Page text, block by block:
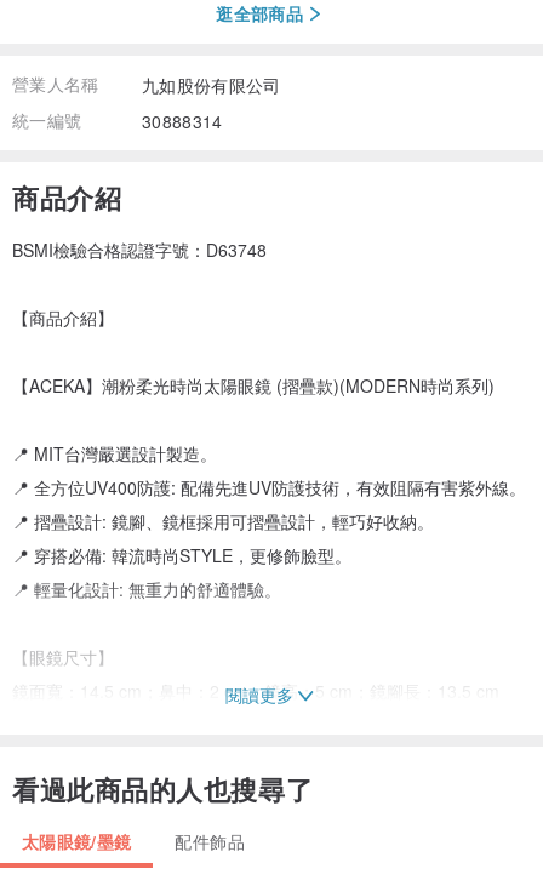
逛全部商品
營業人名稱
九如股份有限公司
統一編號
30888314
商品介紹
BSMI檢驗合格認證字號：D63748
【商品介紹】
【ACEKA】潮粉柔光時尚太陽眼鏡 (摺疊款)(MODERN時尚系列)
📍 MIT台灣嚴選設計製造。
📍 全方位UV400防護: 配備先進UV防護技術，有效阻隔有害紫外線。
📍 摺疊設計: 鏡腳、鏡框採用可摺疊設計，輕巧好收納。
📍 穿搭必備: 韓流時尚STYLE，更修飾臉型。
📍 輕量化設計: 無重力的舒適體驗。
【眼鏡尺寸】
鏡面寬：14.5 cm；鼻中：2 cm；鏡高：5 cm；鏡腳長：13.5 cm
閱讀更多
看過此商品的人也搜尋了
太陽眼鏡/墨鏡 配件飾品